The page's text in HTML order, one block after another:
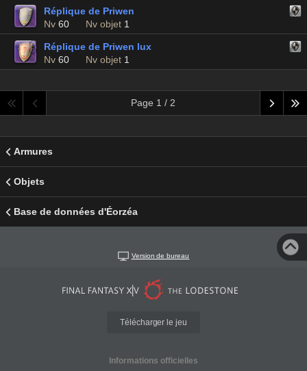
Réplique de Priwen
Nv 60 Nv objet 1
Réplique de Priwen lux
Nv 60 Nv objet 1
Page 1 / 2
Armures
Objets
Base de données d'Éorzéa
Version de bureau
Télécharger le jeu
Informations officielles